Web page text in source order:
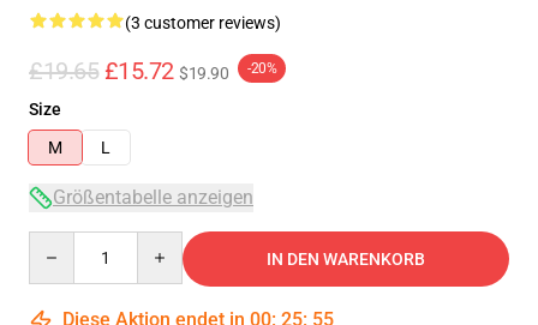
(3 customer reviews)
£19.65 £15.72 $19.90 -20%
Size
M
L
Größentabelle anzeigen
IN DEN WARENKORB
Diese Aktion endet in 00: 25: 54